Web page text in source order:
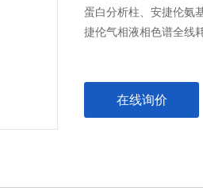
蛋白分析柱、安捷伦氨
捷伦气相液相色谱全线
在线询价